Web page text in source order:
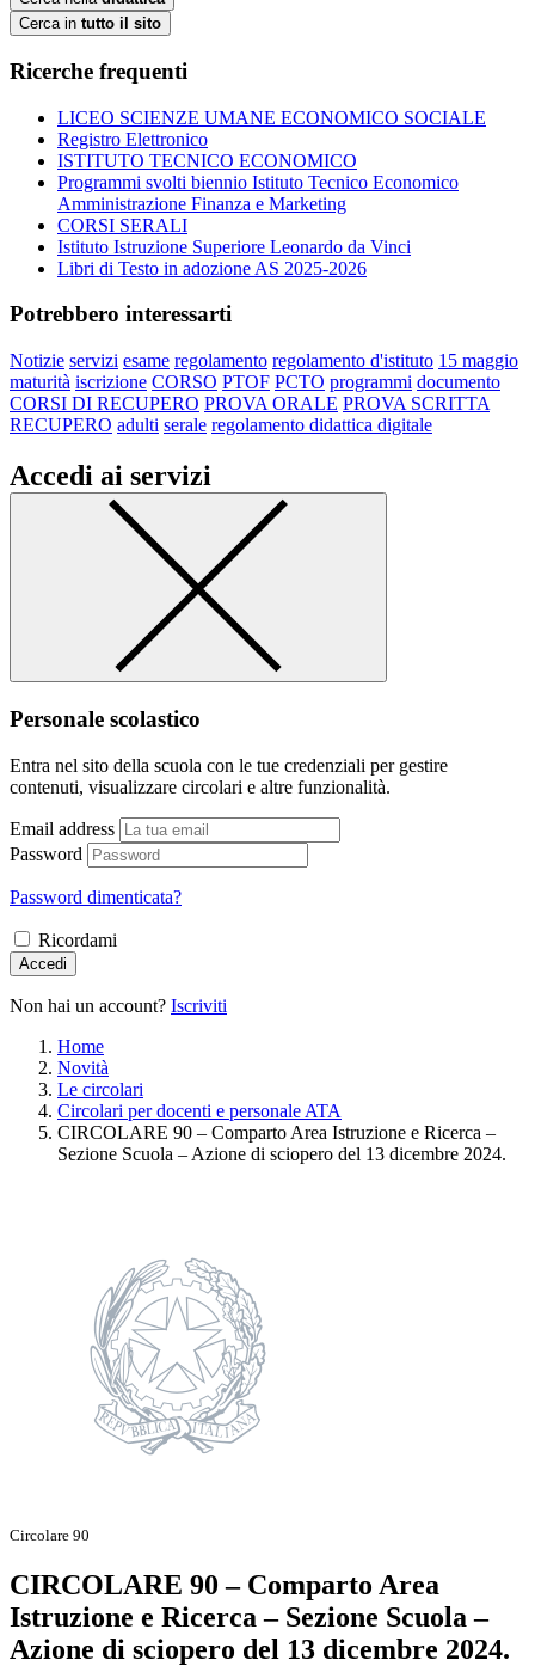
Cerca in tutto il sito
Ricerche frequenti
LICEO SCIENZE UMANE ECONOMICO SOCIALE
Registro Elettronico
ISTITUTO TECNICO ECONOMICO
Programmi svolti biennio Istituto Tecnico Economico
Amministrazione Finanza e Marketing
CORSI SERALI
Istituto Istruzione Superiore Leonardo da Vinci
Libri di Testo in adozione AS 2025-2026
Potrebbero interessarti
Notizie servizi esame regolamento regolamento d'istituto 15 maggio
maturità iscrizione CORSO PTOF PCTO programmi documento
CORSI DI RECUPERO PROVA ORALE PROVA SCRITTA
RECUPERO adulti serale regolamento didattica digitale
Accedi ai servizi
Personale scolastico
Entra nel sito della scuola con le tue credenziali per gestire
contenuti, visualizzare circolari e altre funzionalità.
Email address
Password
Password dimenticata?
Ricordami
Accedi
Non hai un account? Iscriviti
Home
Novità
Le circolari
Circolari per docenti e personale ATA
CIRCOLARE 90 – Comparto Area Istruzione e Ricerca –
Sezione Scuola – Azione di sciopero del 13 dicembre 2024.
Circolare 90
CIRCOLARE 90 – Comparto Area
Istruzione e Ricerca – Sezione Scuola –
Azione di sciopero del 13 dicembre 2024.